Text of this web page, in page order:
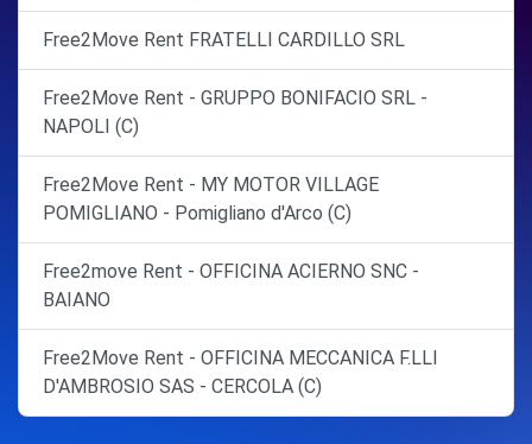
Free2Move Rent FRATELLI CARDILLO SRL
Free2Move Rent - GRUPPO BONIFACIO SRL -
NAPOLI (C)
Free2Move Rent - MY MOTOR VILLAGE
POMIGLIANO - Pomigliano d'Arco (C)
Free2move Rent - OFFICINA ACIERNO SNC -
BAIANO
Free2Move Rent - OFFICINA MECCANICA F.LLI
D'AMBROSIO SAS - CERCOLA (C)